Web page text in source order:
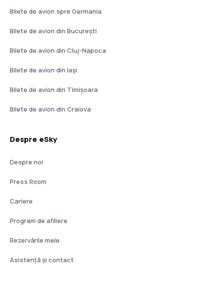
Bilete de avion spre Germania
Bilete de avion din București
Bilete de avion din Cluj-Napoca
Bilete de avion din Iași
Bilete de avion din Timișoara
Bilete de avion din Craiova
Despre eSky
Despre noi
Press Room
Cariere
Program de afiliere
Rezervările mele
Asistenţă şi contact